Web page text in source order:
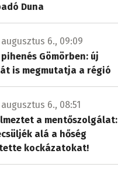
Duna
6., 09:09
Gömörben: új
is megmutatja a régió
6., 08:51
a mentőszolgálat:
alá a hőség
kockázatokat!